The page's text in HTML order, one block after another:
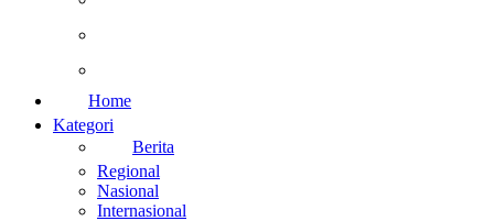
Home
Kategori
Berita
Regional
Nasional
Internasional